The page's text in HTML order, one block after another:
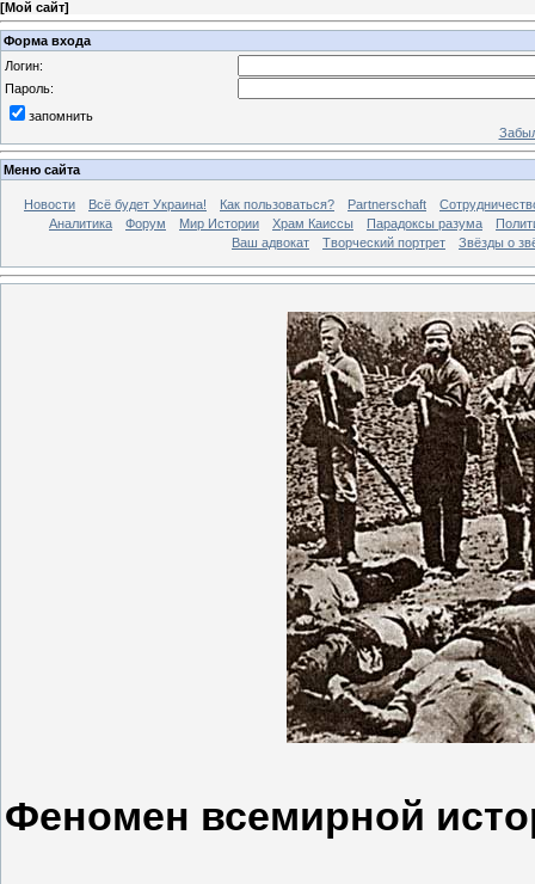
[Мой сайт]
Форма входа
Логин:
Пароль:
запомнить
Меню сайта
Новости Всё будет Украина! Как пользоваться? Partnerschaft
Аналитика
Форум Мир Истории Храм Каиссы Парадоксы разума
Ваш адвокат
Творческий портрет Звёзды о
Феномен всемирной